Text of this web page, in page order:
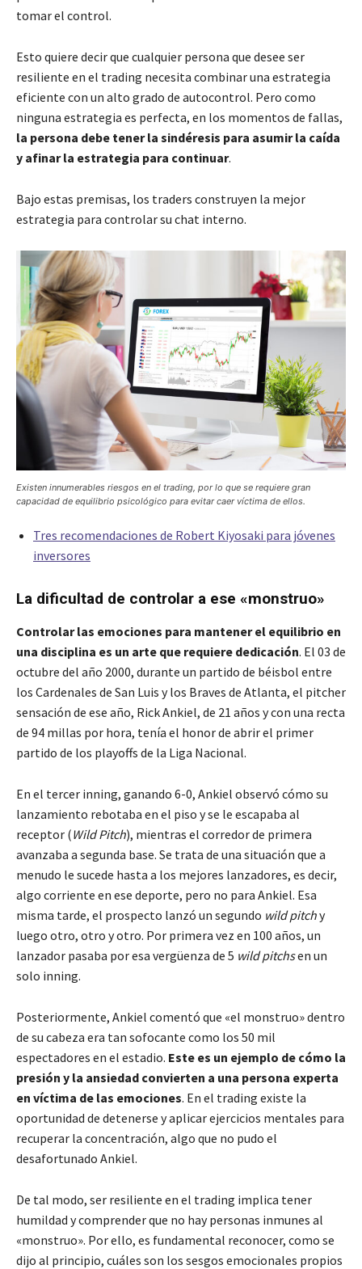
tomar el control.
Esto quiere decir que cualquier persona que desee ser
resiliente en el trading necesita combinar una estrategia
eficiente con un alto grado de autocontrol. Pero como
ninguna estrategia es perfecta, en los momentos de fallas,
la persona debe tener la sindéresis para asumir la caída
y afinar la estrategia para continuar.
Bajo estas premisas, los traders construyen la mejor
estrategia para controlar su chat interno.
Existen innumerables riesgos en el trading, por lo que se requiere gran
capacidad de equilibrio psicológico para evitar caer víctima de ellos.
Tres recomendaciones de Robert Kiyosaki para jóvenes
inversores
La dificultad de controlar a ese «monstruo»
Controlar las emociones para mantener el equilibrio en
una disciplina es un arte que requiere dedicación. El 03 de
octubre del año 2000, durante un partido de béisbol entre
los Cardenales de San Luis y los Braves de Atlanta, el pitcher
sensación de ese año, Rick Ankiel, de 21 años y con una recta
de 94 millas por hora, tenía el honor de abrir el primer
partido de los playoffs de la Liga Nacional.
En el tercer inning, ganando 6-0, Ankiel observó cómo su
lanzamiento rebotaba en el piso y se le escapaba al
receptor (Wild Pitch), mientras el corredor de primera
avanzaba a segunda base. Se trata de una situación que a
menudo le sucede hasta a los mejores lanzadores, es decir,
algo corriente en ese deporte, pero no para Ankiel. Esa
misma tarde, el prospecto lanzó un segundo wild pitchy
luego otro, otro y otro. Por primera vez en 100 años, un
lanzador pasaba por esa vergüenza de 5 wild pitchsen un
solo inning.
Posteriormente, Ankiel comentó que «el monstruo» dentro
de su cabeza era tan sofocante como los 50 mil
espectadores en el estadio. Este es un ejemplo de cómo la
presión y la ansiedad convierten a una persona experta
en víctima de las emociones. En el trading existe la
oportunidad de detenerse y aplicar ejercicios mentales para
recuperar la concentración, algo que no pudo el
desafortunado Ankiel.
De tal modo, ser resiliente en el trading implica tener
humildad y comprender que no hay personas inmunes al
«monstruo». Por ello, es fundamental reconocer, como se
dijo al principio, cuáles son los sesgos emocionales propios